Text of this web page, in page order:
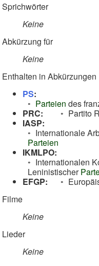
Sprichwörter
Keine
Abkürzung für
Keine
Enthalten in Abkürzungen
PS:
Parteien des
PRC:
Partito
IASP:
Internationale
Parteien
IKMLPO:
Internationalen
Leninistischer
EFGP:
Filme
Keine
Lieder
Keine